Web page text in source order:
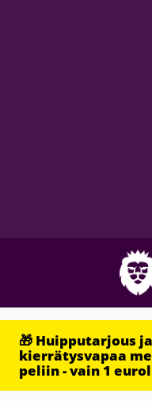
🎁 Huipputarjous
kierrätysvapaa
peliin - vain 1